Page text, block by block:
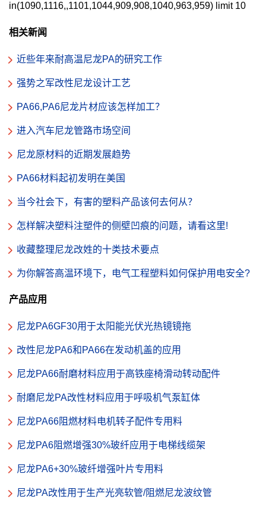
in(1090,1116,,1101,1044,909,908,1040,963,959) limit 10
相关新闻
近些年来耐高温尼龙PA的研究工作
强势之军改性尼龙设计工艺
PA66,PA6尼龙片材应该怎样加工？
进入汽车尼龙管路市场空间
尼龙原材料的近期发展趋势
PA66材料起初发明在美国
当今社会下，有害的塑料产品该何去何从？
怎样解决塑料注塑件的侧壁凹痕的问题，请看这里!
收藏整理尼龙改姓的十类技术要点
为你解答高温环境下，电气工程塑料如何保护用电安全?
产品应用
尼龙PA6GF30用于太阳能光伏光热镜镜拖
改性尼龙PA6和PA66在发动机盖的应用
尼龙PA66耐磨材料应用于高铁座椅滑动转动配件
耐磨尼龙PA改性材料应用于呼吸机气泵缸体
尼龙PA66阻燃材料电机转子配件专用料
尼龙PA6阻燃增强30%玻纤应用于电梯线缆架
尼龙PA6+30%玻纤增强叶片专用料
尼龙PA改性用于生产光亮软管/阻燃尼龙波纹管